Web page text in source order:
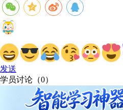
发送
学员讨论（0）